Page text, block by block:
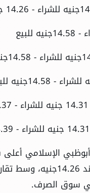
التجاري أقل سعر
في سوق الصرف.